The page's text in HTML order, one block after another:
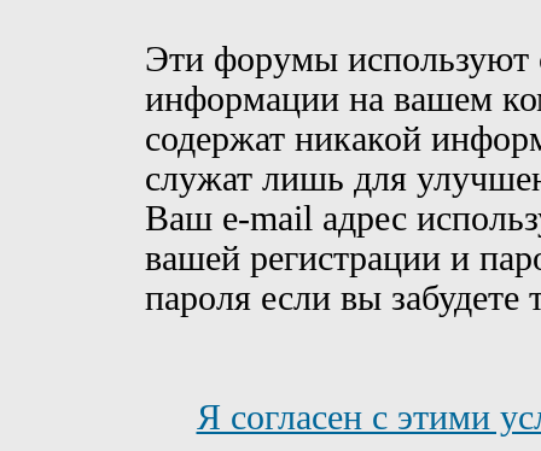
Эти форумы используют
информации на вашем
содержат никакой
служат лишь для
Ваш e-mail адрес
вашей регистрации и
пароля если вы забудете
Я согласен с этими